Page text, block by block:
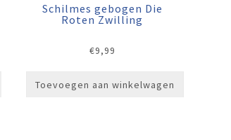
Schilmes gebogen Die
Roten Zwilling
€9,99
Toevoegen aan winkelwagen